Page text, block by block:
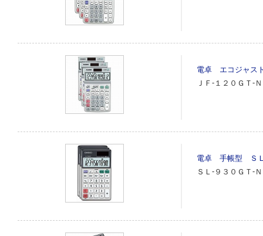
電卓 エコジャス
ＪＦ‐１２０ＧＴ‐
電卓 手帳型 ＳＬ
ＳＬ‐９３０ＧＴ‐